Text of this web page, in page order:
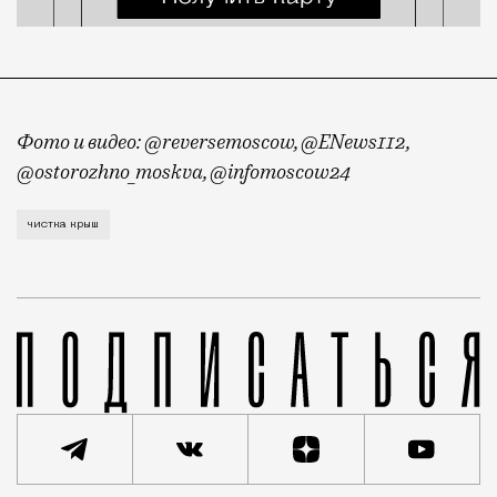
Фото и видео: @reversemoscow, @ENews112,
@ostorozhno_moskva, @infomoscow24
Московские коммунальщики снова показывают
чистка крыш